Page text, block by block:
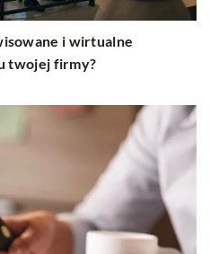
i wirtualne
twojej firmy?